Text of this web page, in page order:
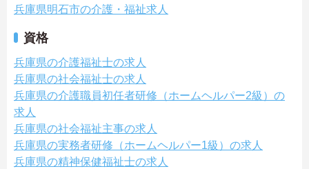
兵庫県明石市の介護・福祉求人
資格
兵庫県の介護福祉士の求人
兵庫県の社会福祉士の求人
兵庫県の介護職員初任者研修（ホームヘルパー2級）の
求人
兵庫県の社会福祉主事の求人
兵庫県の実務者研修（ホームヘルパー1級）の求人
兵庫県の精神保健福祉士の求人